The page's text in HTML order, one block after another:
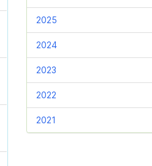
2025
2024
2023
2022
2021